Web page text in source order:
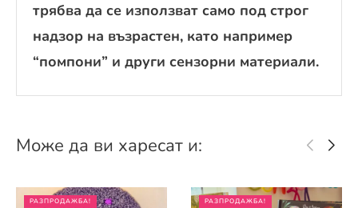
трябва да се използват само под строг
надзор на възрастен, като например
“помпони” и други сензорни материали.
Може да ви харесат и:
РАЗПРОДАЖБА!
РАЗПРОДАЖБА!